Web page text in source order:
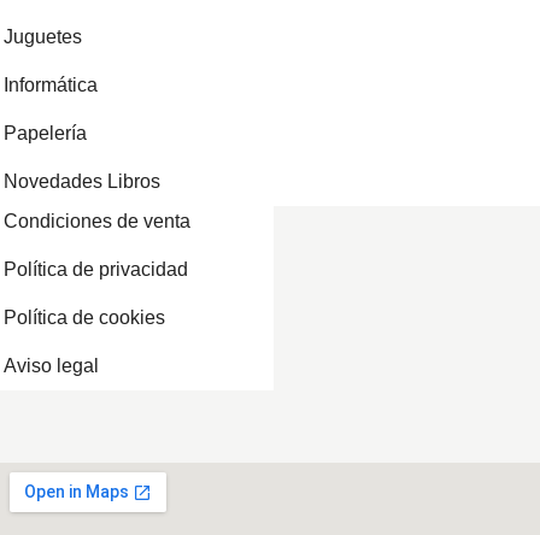
Juguetes
Informática
Papelería
Novedades Libros
Condiciones de venta
Política de privacidad
Política de cookies
Aviso legal